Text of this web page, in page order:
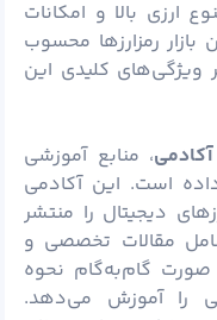
ارزی بالا و امکانات
بازار رمزارزها محسوب
ویژگی‌های کلیدی این
، منابع آموزشی
داده است. این آکادمی
دیجیتال را منتشر
مقالات تخصصی و
گام‌به‌گام نحوه
را آموزش می‌دهد.